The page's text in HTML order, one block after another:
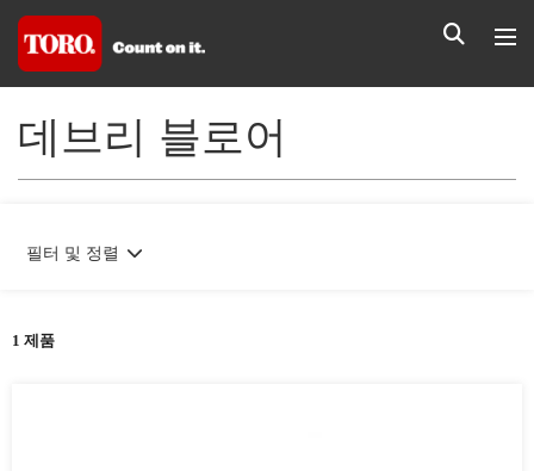
데브리 블로어
1 제품
필터 및 정렬